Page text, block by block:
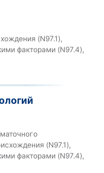
(N97.1),
факторами (N97.4),
(N97.1),
факторами (N97.4),